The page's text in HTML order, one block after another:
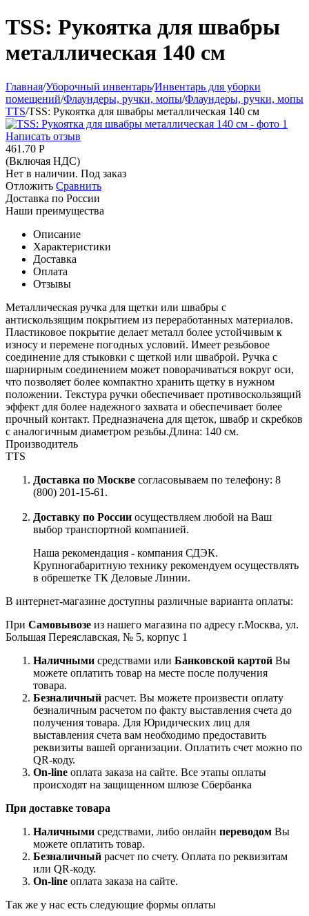
TSS: Рукоятка для швабры
металлическая 140 см
Главная/Уборочный инвентарь/Инвентарь для уборки
помещений/Флаундеры, ручки, мопы/Флаундеры, ручки, мопы
TTS/TSS: Рукоятка для швабры металлическая 140 см
Написать отзыв
461.70 Р
(Включая НДС)
Нет в наличии. Под заказ
Отложить Сравнить
Доставка по России
Наши преимущества
Описание
Характеристики
Доставка
Оплата
Отзывы
Металлическая ручка для щетки или швабры с
антискользящим покрытием из переработанных материалов.
Пластиковое покрытие делает металл более устойчивым к
износу и перемене погодных условий. Имеет резьбовое
соединение для стыковки с щеткой или шваброй. Ручка с
шарнирным соединением может поворачиваться вокруг оси,
что позволяет более компактно хранить щетку в нужном
положении. Текстура ручки обеспечивает противоскользящий
эффект для более надежного захвата и обеспечивает более
прочный контакт. Предназначена для щеток, швабр и скребков
с аналогичным диаметром резьбы.Длина: 140 см.
Производитель
TTS
Доставка по Москве согласовываем по телефону: 8
(800) 201-15-61.
Доставку по России осуществляем любой на Ваш
выбор транспортной компанией.
Наша рекомендация - компания СДЭК.
Крупногабаритную технику рекомендуем осуществлять
в обрешетке ТК Деловые Линии.
В интернет-магазине доступны различные варианта оплаты:
При Самовывозе из нашего магазина по адресу г.Москва, ул.
Большая Переяславская, № 5, корпус 1
Наличными средствами или Банковской картой Вы
можете оплатить товар на месте после получения
товара.
Безналичный расчет. Вы можете произвести оплату
безналичным расчетом по факту выставления счета до
получения товара. Для Юридических лиц для
выставления счета вам необходимо предоставить
реквизиты вашей организации. Оплатить счет можно по
QR-коду.
On-line оплата заказа на сайте. Все этапы оплаты
происходят на защищенном шлюзе Сбербанка
При доставке товара
Наличными средствами, либо онлайн переводом Вы
можете оплатить товар.
Безналичный расчет по счету. Оплата по реквизитам
или QR-коду.
On-line оплата заказа на сайте.
Так же у нас есть следующие формы оплаты